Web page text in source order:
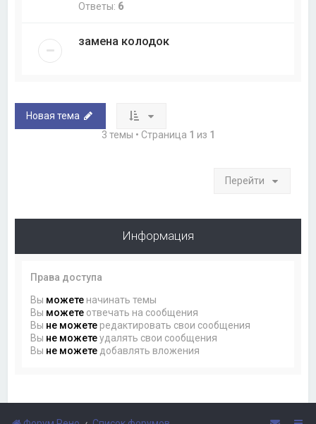
Ответы: 6
замена колодок
Новая тема
3 темы • Страница 1 из 1
Перейти
Информация
Права доступа
Вы можете начинать темы
Вы можете отвечать на сообщения
Вы не можете редактировать свои сообщения
Вы не можетеудалять свои сообщения
Вы не можете добавлять вложения